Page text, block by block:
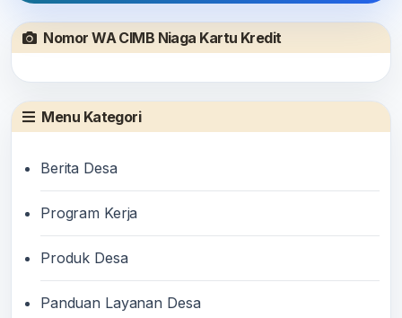
Nomor WA CIMB Niaga Kartu Kredit
Menu Kategori
Berita Desa
Program Kerja
Produk Desa
Panduan Layanan Desa